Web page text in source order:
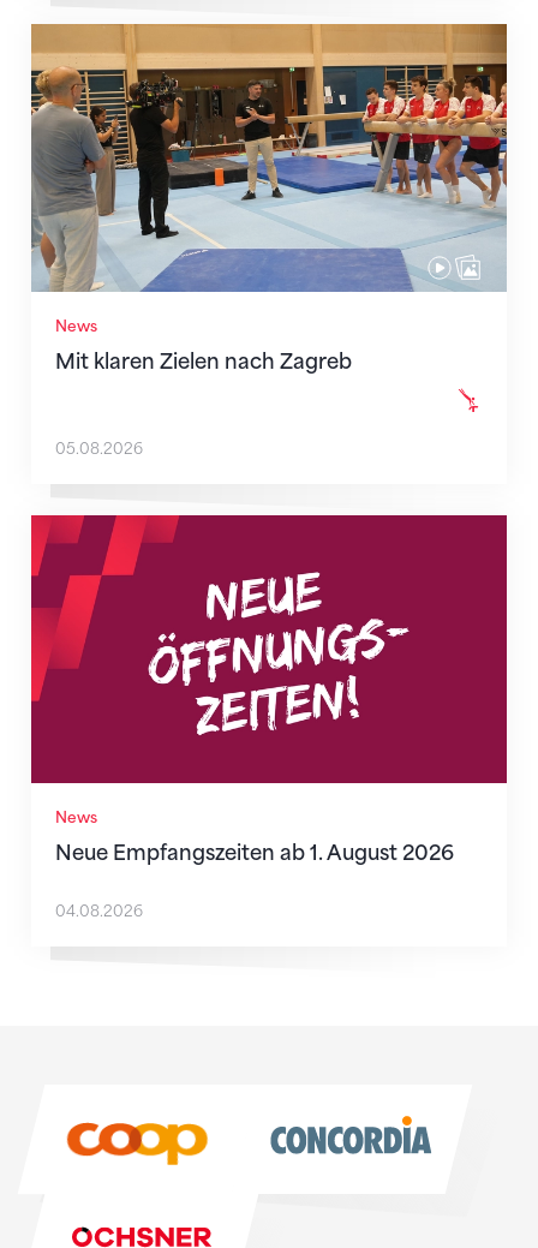
News
Mit klaren Zielen nach Zagreb
Mit klaren Zielen nach Zagreb
05.08.2026
News
Neue Empfangszeiten ab 1. August 2026
Neue Empfangszeiten ab 1. August 2026
04.08.2026